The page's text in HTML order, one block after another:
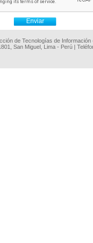
de Tecnologías de
San Miguel, Lima - Perú |